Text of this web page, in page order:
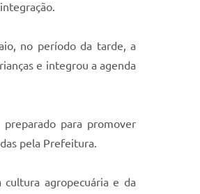
no período da tarde, a
e integrou a agenda
para promover
pela Prefeitura.
cultura agropecuária e da